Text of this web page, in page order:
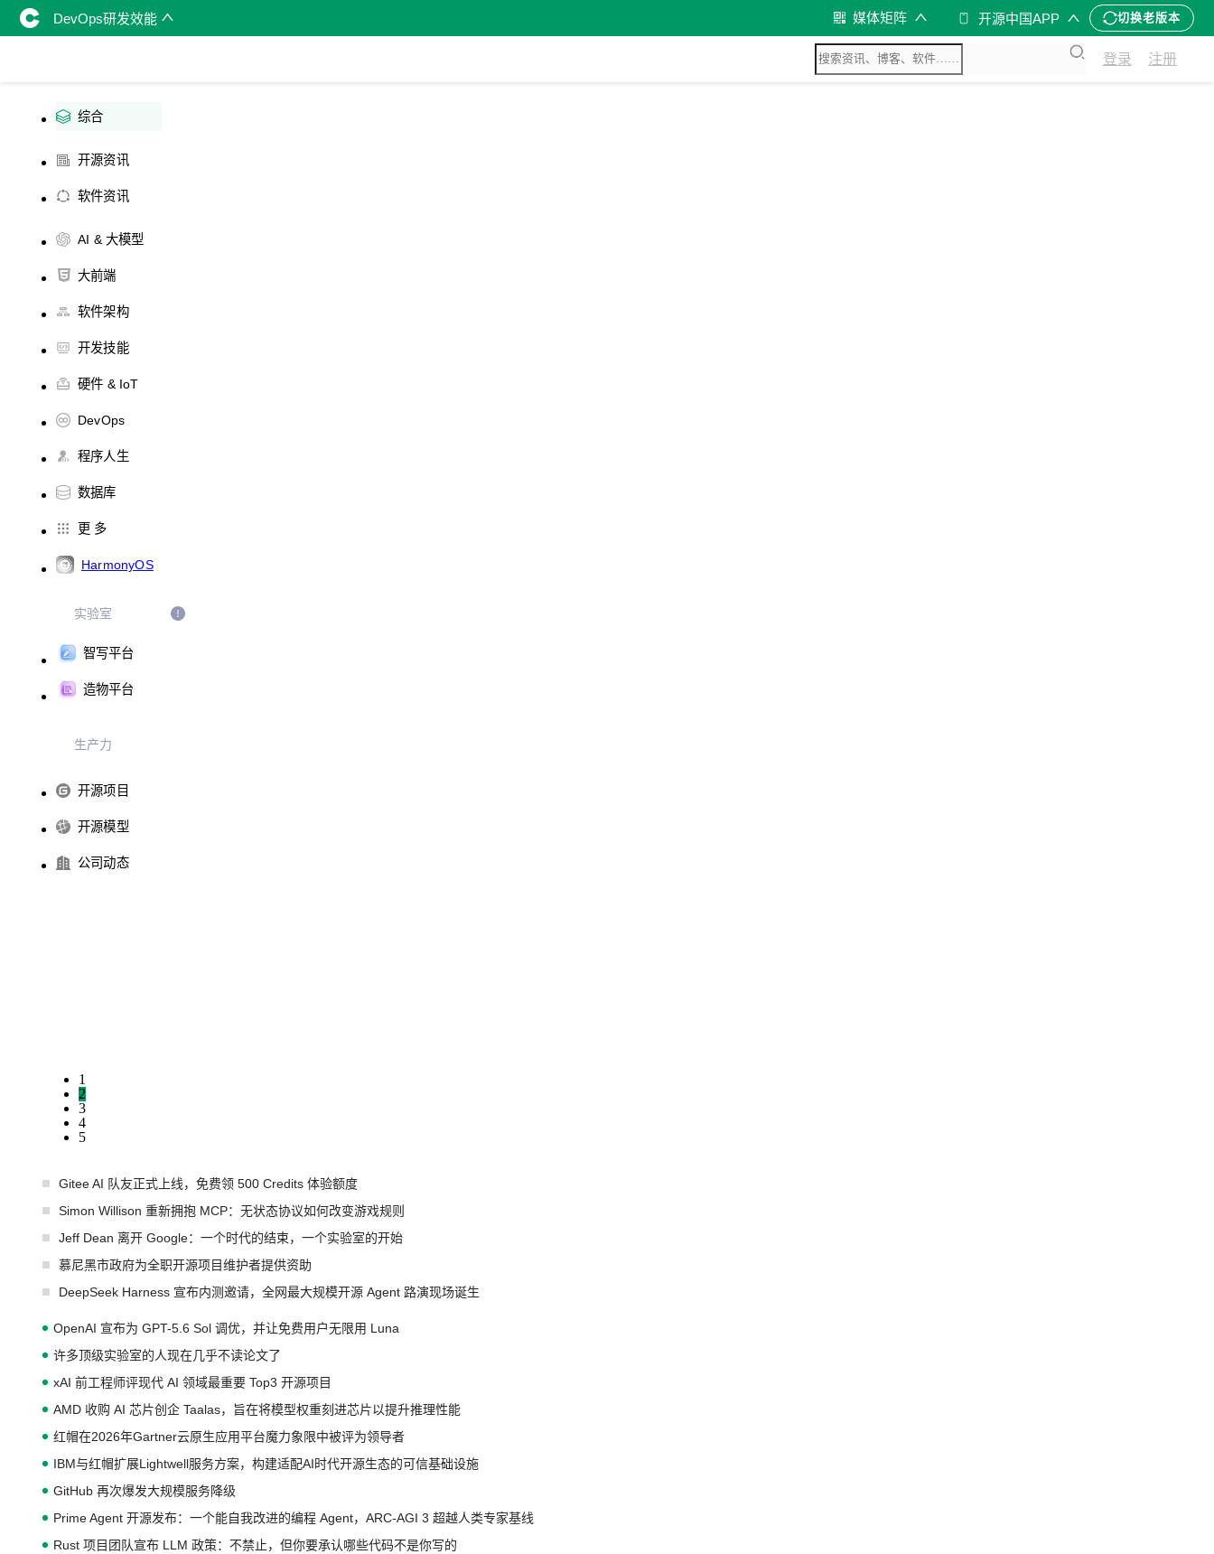
DevOps研发效能 媒体矩阵 开源中国APP 切换老版本
登录 注册
综合
开源资讯
软件资讯
AI & 大模型
大前端
软件架构
开发技能
硬件 & IoT
DevOps
程序人生
数据库
更 多
HarmonyOS
实验室
智写平台
造物平台
生产力
开源项目
开源模型
公司动态
1
2
3
4
5
Gitee AI 队友正式上线，免费领 500 Credits 体验额度
Simon Willison 重新拥抱 MCP：无状态协议如何改变游戏规则
Jeff Dean 离开 Google：一个时代的结束，一个实验室的开始
慕尼黑市政府为全职开源项目维护者提供资助
DeepSeek Harness 宣布内测邀请，全网最大规模开源 Agent 路演现场诞生
OpenAI 宣布为 GPT-5.6 Sol 调优，并让免费用户无限用 Luna
许多顶级实验室的人现在几乎不读论文了
xAI 前工程师评现代 AI 领域最重要 Top3 开源项目
AMD 收购 AI 芯片创企 Taalas，旨在将模型权重刻进芯片以提升推理性能
红帽在2026年Gartner云原生应用平台魔力象限中被评为领导者
IBM与红帽扩展Lightwell服务方案，构建适配AI时代开源生态的可信基础设施
GitHub 再次爆发大规模服务降级
Prime Agent 开源发布：一个能自我改进的编程 Agent，ARC-AGI 3 超越人类专家基线
Rust 项目团队宣布 LLM 政策：不禁止，但你要承认哪些代码不是你写的